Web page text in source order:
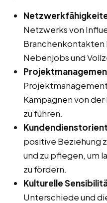
Netzwerks von
Branchenkontakten
Nebenjobs und
Kampagnen von der
zu führen.
positive Beziehung
und zu pflegen, um
zu fördern.
Kulturelle
Unterschiede und